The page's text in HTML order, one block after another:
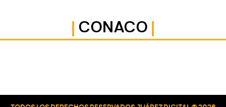
comunidadCONACO